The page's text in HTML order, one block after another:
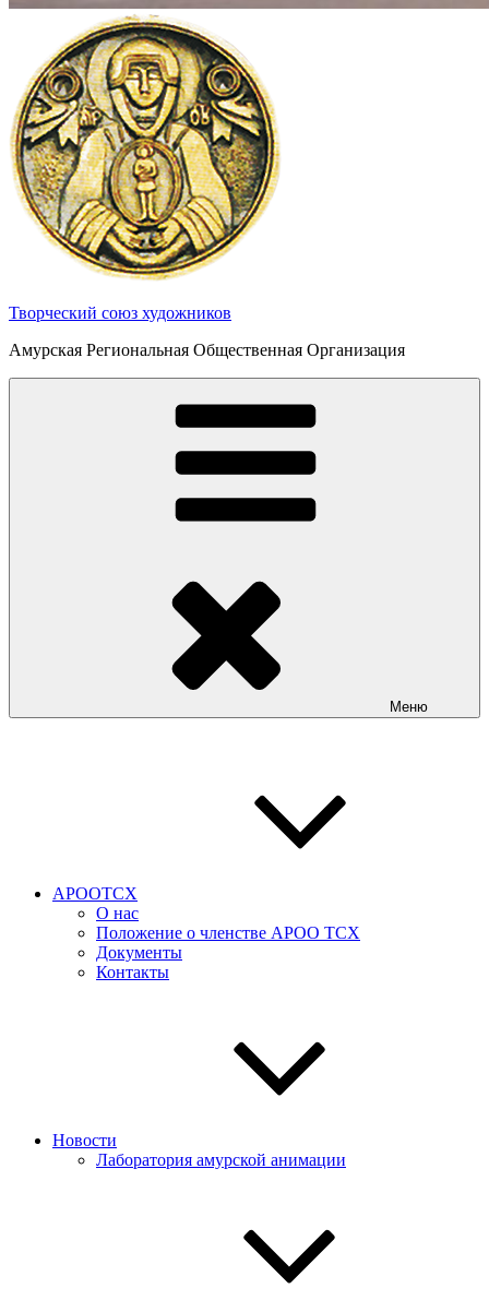
Творческий союз художников
Амурская Региональная Общественная Организация
Меню
АРООТСХ
О нас
Положение о членстве АРОО ТСХ
Документы
Контакты
Новости
Лаборатория амурской анимации